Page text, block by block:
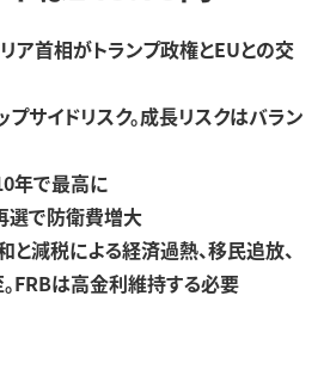
リア首相がトランプ政権とEUとの交
プサイドリスク。成長リスクはバラン
年で最高に
選で防衛費増大
と減税による経済過熱、移民追放、
FRBは高金利維持する必要